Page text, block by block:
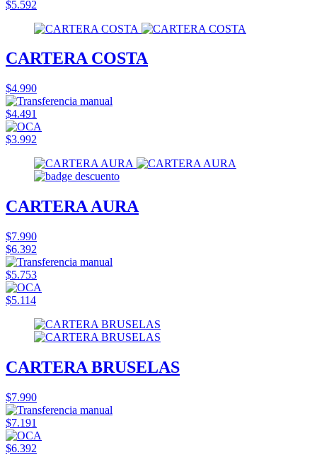
$5.592
CARTERA COSTA
$4.990
$4.491
$3.992
CARTERA AURA
$7.990
$6.392
$5.753
$5.114
CARTERA BRUSELAS
$7.990
$7.191
$6.392